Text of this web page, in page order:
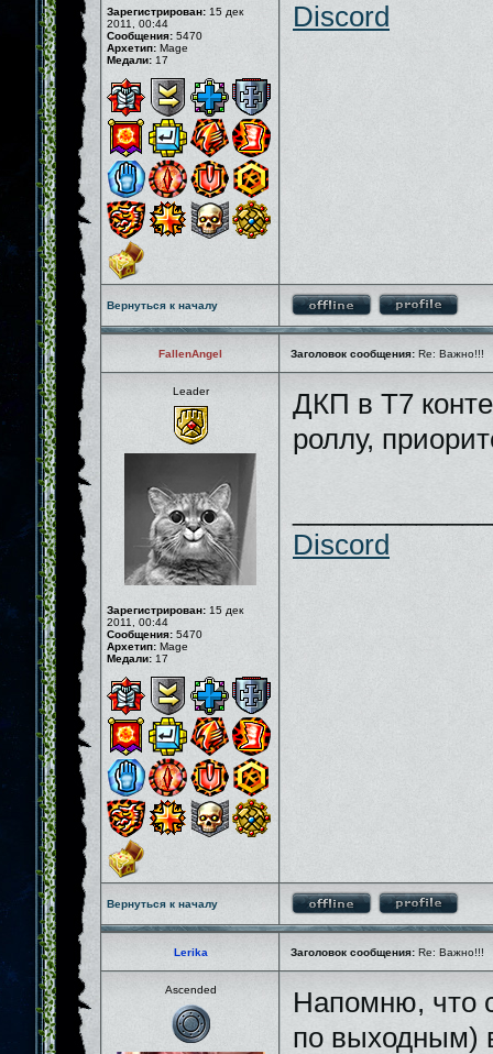
Зарегистрирован: 15 дек
2011, 00:44
Сообщения: 5470
Архетип: Mage
Медали: 17
Discord
Вернуться к началу
FallenAngel Заголовок сообщения: Re: Важно!!!
Leader
Зарегистрирован: 15 дек
2011, 00:44
Сообщения: 5470
Архетип: Mage
Медали: 17
ДКП в Т7
роллу,
Discord
Вернуться к началу
Lerika Заголовок сообщения: Re: Важно!!!
Ascended
Напомню, что
по выходным)